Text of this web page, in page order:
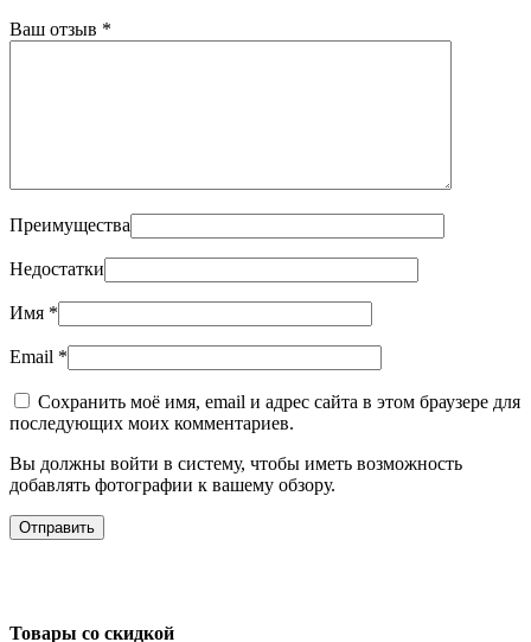
Ваш отзыв *
Преимущества
Недостатки
Имя *
Email *
Сохранить моё имя, email и адрес сайта в этом браузере для
последующих моих комментариев.
Вы должны войти в систему, чтобы иметь возможность
добавлять фотографии к вашему обзору.
Товары со скидкой